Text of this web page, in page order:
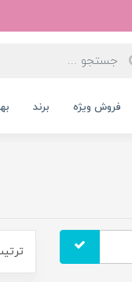
فروش ویژه برند